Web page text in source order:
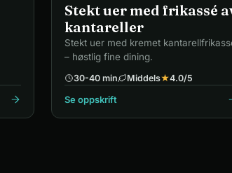
Stekt uer med frikassé
kantareller
Stekt uer med kremet
– høstlig fine dining.
30-40 min Middels★4.0/5
Se oppskrift